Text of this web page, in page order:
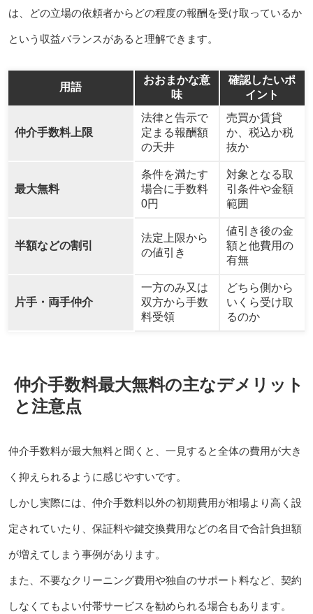
は、どの立場の依頼者からどの程度の報酬を受け取っているか
という収益バランスがあると理解できます。
用語
おおまかな意
味
確認したいポ
イント
仲介手数料上限
法律と告示で
定まる報酬額
の天井
売買か賃貸
か、税込か税
抜か
最大無料
条件を満たす
場合に手数料
0円
対象となる取
引条件や金額
範囲
半額などの割引
法定上限から
の値引き
値引き後の金
額と他費用の
有無
片手・両手仲介
一方のみ又は
双方から手数
料受領
どちら側から
いくら受け取
るのか
仲介手数料最大無料の主なデメリット
と注意点
仲介手数料が最大無料と聞くと、一見すると全体の費用が大き
く抑えられるように感じやすいです。
しかし実際には、仲介手数料以外の初期費用が相場より高く設
定されていたり、保証料や鍵交換費用などの名目で合計負担額
が増えてしまう事例があります。
また、不要なクリーニング費用や独自のサポート料など、契約
しなくてもよい付帯サービスを勧められる場合もあります。